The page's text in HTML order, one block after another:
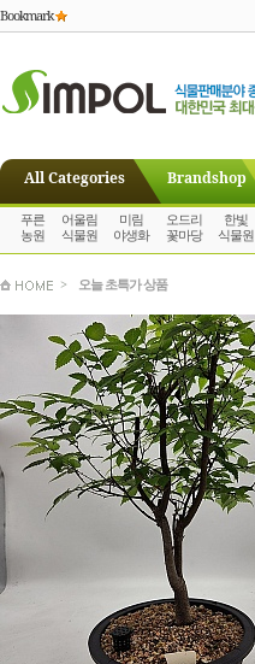
Bookmark
All Categories Brandshop
푸른
농원
어울림
식물원
미림
야생화
오드리
꽃마당
한빛
식물원
> 오늘 초특가 상품